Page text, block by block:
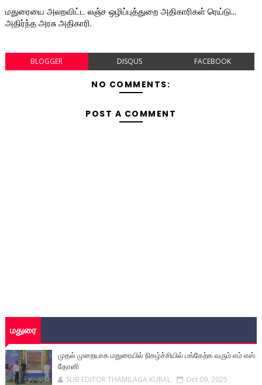
மதுரையை அலறவிட்ட லஞ்ச ஒழிப்புத்துறை அதிகாரிகள் ரெய்டு...
அதிர்ந்த அரசு அதிகாரி.
BLOGGER DISQUS FACEBOOK
NO COMMENTS:
POST A COMMENT
மதுரை
முதல் முறையாக மதுரையில் நிகழ்ச்சியில் பங்கேற்க வரும் எம் எஸ்
தோனி
SUB EDITOR THAMILAGA KURAL Oct 09, 2025